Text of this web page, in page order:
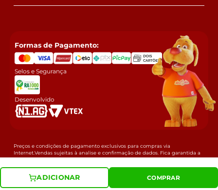
ADICIONAR COMPRAR
Formas de Pagamento:
Selos e Segurança
Desenvolvido
Preços e condições de pagamento exclusivos para compras via
Internet.Vendas sujeitas à analise e confirmação de dados. Fica garantida a
empresa a eventual retificação das ofertas e erros de digitação que possam
ter sido veiculados, podendo ser estornado a compra. MERCADOMÓVEIS
LTDA / CNPJ: 77.500.049/0084-65 Rua Victor Meirelles - Ronda, 288 - CEP:
84051300 - Ponta Grossa - PR
© Copyright 2025